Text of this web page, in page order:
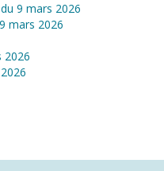
9 mars 2026
mars 2026
2026